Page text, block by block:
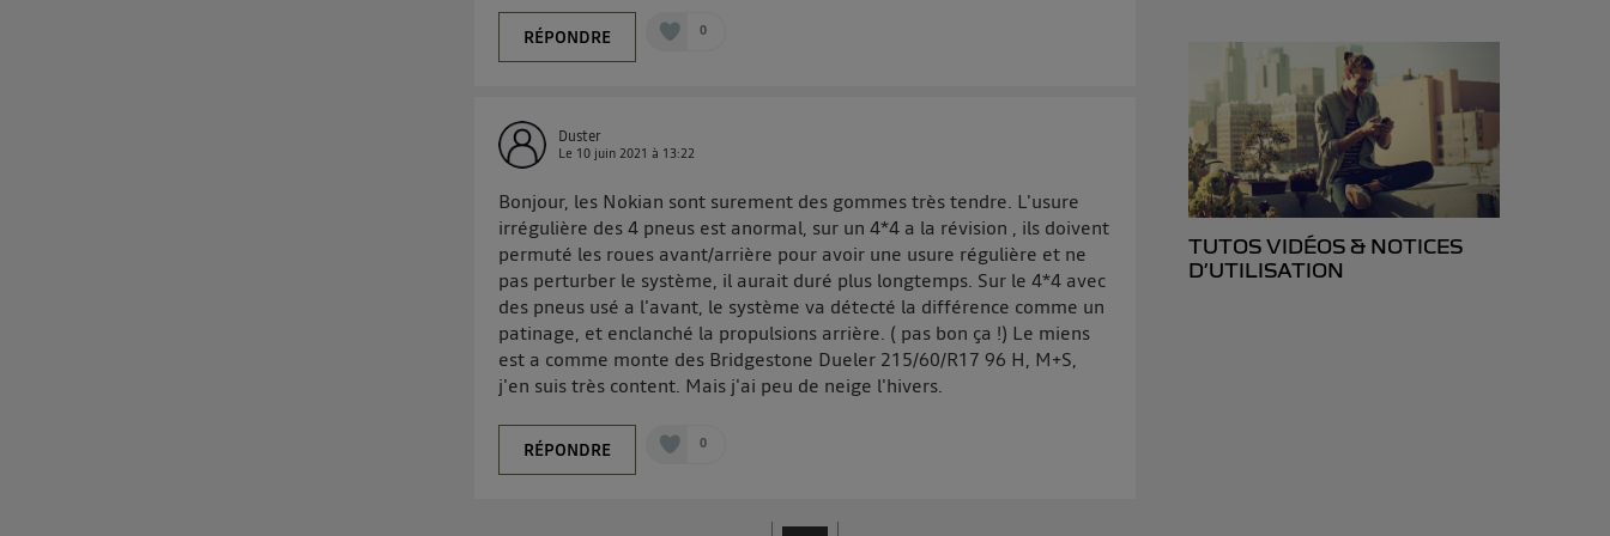
RÉPONDRE 0
Duster
Le 10 juin 2021 à 13:22
Bonjour, les Nokian sont surement des gommes très tendre. L'usure
irrégulière des 4 pneus est anormal, sur un 4*4 a la révision , ils doivent
permuté les roues avant/arrière pour avoir une usure régulière et ne
pas perturber le système, il aurait duré plus longtemps. Sur le 4*4 avec
des pneus usé a l'avant, le système va détecté la différence comme un
patinage, et enclanché la propulsions arrière. ( pas bon ça !) Le miens
est a comme monte des Bridgestone Dueler 215/60/R17 96 H, M+S,
j'en suis très content. Mais j'ai peu de neige l'hivers.
RÉPONDRE 0
TUTOS VIDÉOS & NOTICES
D’UTILISATION